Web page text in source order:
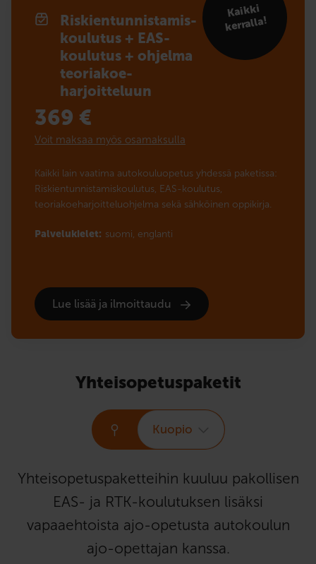
Riskien­tunnistamis­
koulutus + EAS-
koulutus + ohjelma
teoriakoe­­
harjoitteluun
Kaikki
kerralla!
369 €
Voit maksaa myös osamaksulla
Kaikki lain vaatima autokouluopetus yhdessä paketissa:
Riskientunnistamiskoulutus, EAS-koulutus,
teoriakoeharjoitteluohjelma sekä sähköinen oppikirja.
Palvelukielet: suomi, englanti
Lue lisää ja ilmoittaudu
Yhteisopetuspaketit
Kuopio
Yhteisopetuspaketteihin kuuluu pakollisen
EAS- ja RTK-koulutuksen lisäksi
vapaaehtoista ajo-opetusta autokoulun
ajo-opettajan kanssa.